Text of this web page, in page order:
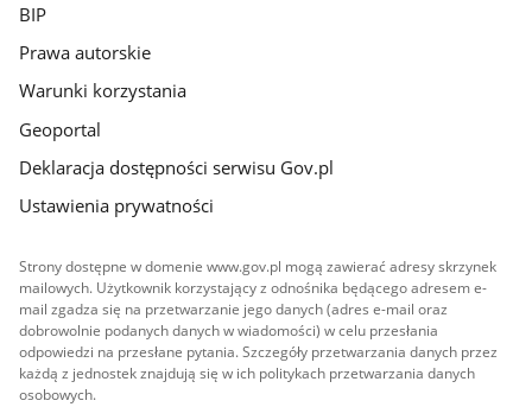
BIP
Prawa autorskie
Warunki korzystania
Geoportal
Deklaracja dostępności serwisu Gov.pl
Ustawienia prywatności
Strony dostępne w domenie www.gov.pl mogą zawierać adresy skrzynek
mailowych. Użytkownik korzystający z odnośnika będącego adresem e-
mail zgadza się na przetwarzanie jego danych (adres e-mail oraz
dobrowolnie podanych danych w wiadomości) w celu przesłania
odpowiedzi na przesłane pytania. Szczegóły przetwarzania danych przez
każdą z jednostek znajdują się w ich politykach przetwarzania danych
osobowych.